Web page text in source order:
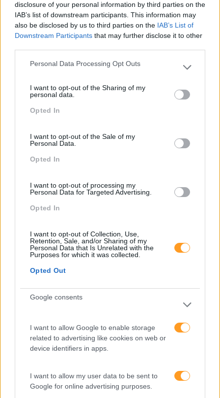
disclosure of your personal information by third parties on the
IAB’s list of downstream participants. This information may
also be disclosed by us to third parties on the IAB’s List of
Downstream Participants that may further disclose it to other
Please note that this website/app uses one or more Google
not limited to your visit or usage behaviour. You may click to
grant or deny consent to Google and its third-party tags to
use your data for below specified purposes in below Google
Personal Data Processing Opt Outs
I want to opt-out of the Sharing of my
personal data.
Opted In
I want to opt-out of the Sale of my
Personal Data.
Opted In
I want to opt-out of processing my
Personal Data for Targeted Advertising.
Opted In
I want to opt-out of Collection, Use,
Retention, Sale, and/or Sharing of my
Personal Data that Is Unrelated with the
Purposes for which it was collected.
Opted Out
Google consents
I want to allow Google to enable storage
related to advertising like cookies on web or
device identifiers in apps.
I want to allow my user data to be sent to
Google for online advertising purposes.
RECURSOS HUMANOS: O QUE VAI MUDAR NO PÓS-
PANDEMIA?
Cada vez mais estratégica nas organizações, a gestão
de recursos humanos deve ‘encabeçar’ o processo de
transformação interno das empresas no pós-COVID-19.
Depois da pandemia, nada será como antes e há várias
LEIA MAIS
“DURANTE A QUARENTENA PROVÁMOS QUE O
TELETRABALHO É POSSÍVEL E É UMA OPÇÃO PARA
VIDA PROFISSIONAL”
Durante os estados de emergência e calamidade que
a adotarem uma tendência que há alguns anos se vinha a
assumir…